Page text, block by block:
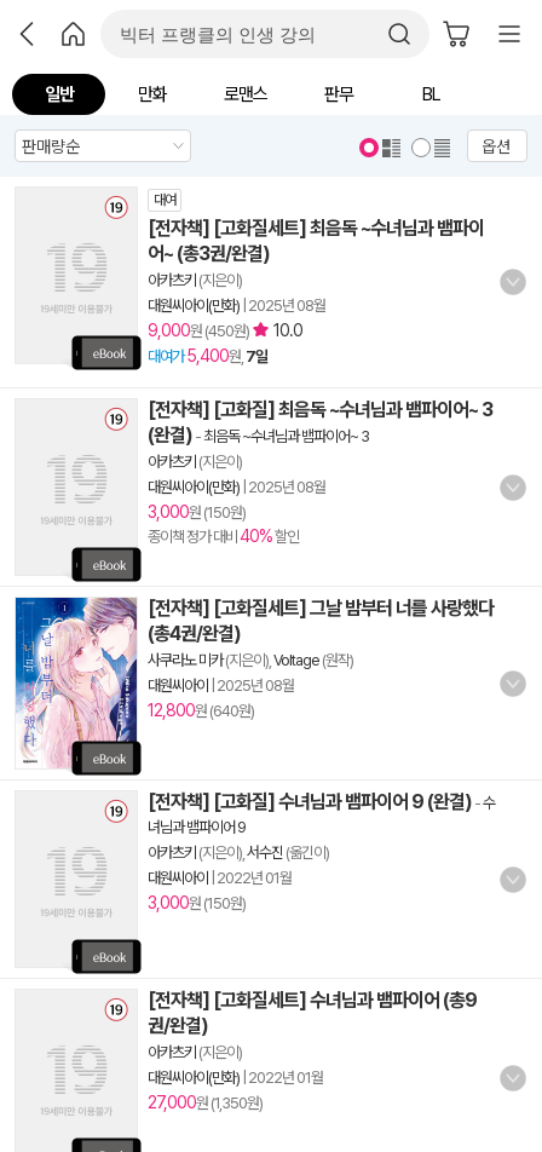
일반 만화 로맨스 판무 BL
옵션
대여
[전자책] [고화질세트] 최음독 ~수녀님과 뱀파이
어~ (총3권/완결)
아카츠키 (지은이)
대원씨아이(만화) 2025년 08월
9,000원 (450원) 10.0
대여가 5,400원, 7일
[전자책] [고화질] 최음독 ~수녀님과 뱀파이어~ 3
(완결) -최음독 ~수녀님과 뱀파이어~ 3
아카츠키 (지은이)
대원씨아이(만화) 2025년 08월
3,000원 (150원)
종이책 정가 대비 40%할인
[전자책] [고화질세트] 그날 밤부터 너를 사랑했다
(총4권/완결)
사쿠라노 미카(지은이), Voltage (원작)
대원씨아이
2025년 08월
12,800원 (640원)
[전자책] [고화질] 수녀님과 뱀파이어 9 (완결) -수
녀님과 뱀파이어 9
아카츠키 (지은이), 서수진 (옮긴이)
대원씨아이
2022년 01월
3,000원 (150원)
[전자책] [고화질세트] 수녀님과 뱀파이어 (총9
권/완결)
아카츠키 (지은이)
대원씨아이(만화) 2022년 01월
27,000원 (1,350원)